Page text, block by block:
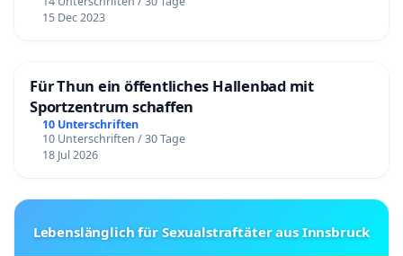
15 Dec 2023
Für Thun ein öffentliches Hallenbad mit
Sportzentrum schaffen
10 Unterschriften
10 Unterschriften / 30 Tage
18 Jul 2026
Lebenslänglich für Sexualstraftäter aus Innsbruck